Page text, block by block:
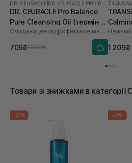
DR. CEURACLE
DR. CEURACLE Pro Balance
Pure Cleansing Oil (термін
до 01.27р.) 155 мл
Очищающее гидрофильное масло с пробиотиками
709₴1 090₴
мл
1 209₴
Товари зі знижками в
-35% -20%